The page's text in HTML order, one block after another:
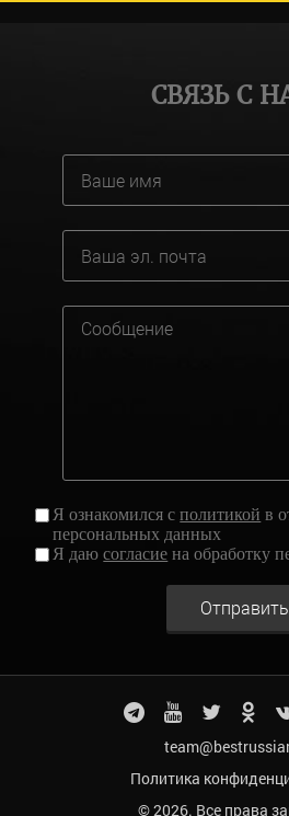
СВЯЗЬ С
Я ознакомился сполитикой в
персональных данных
Я даюсогласие на обработку
Отправить
Политика
© 2026. Все права